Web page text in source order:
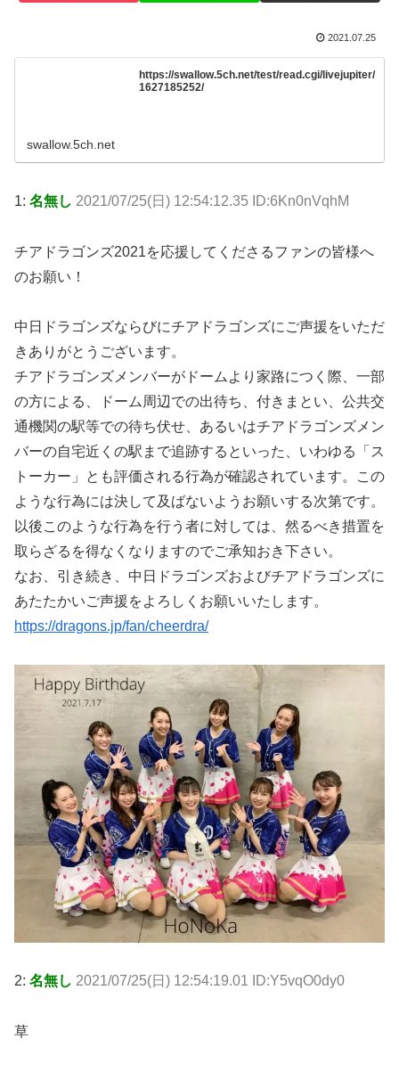
2021.07.25
https://swallow.5ch.net/test/read.cgi/livejupiter/
1627185252/
swallow.5ch.net
1: 名無し 2021/07/25(日) 12:54:12.35 ID:6Kn0nVqhM
チアドラゴンズ2021を応援してくださるファンの皆様へ
のお願い！
中日ドラゴンズならびにチアドラゴンズにご声援をいただ
きありがとうございます。
チアドラゴンズメンバーがドームより家路につく際、一部
の方による、ドーム周辺での出待ち、付きまとい、公共交
通機関の駅等での待ち伏せ、あるいはチアドラゴンズメン
バーの自宅近くの駅まで追跡するといった、いわゆる「ス
トーカー」とも評価される行為が確認されています。この
ような行為には決して及ばないようお願いする次第です。
以後このような行為を行う者に対しては、然るべき措置を
取らざるを得なくなりますのでご承知おき下さい。
なお、引き続き、中日ドラゴンズおよびチアドラゴンズに
あたたかいご声援をよろしくお願いいたします。
https://dragons.jp/fan/cheerdra/
2: 名無し 2021/07/25(日) 12:54:19.01 ID:Y5vqO0dy0
草